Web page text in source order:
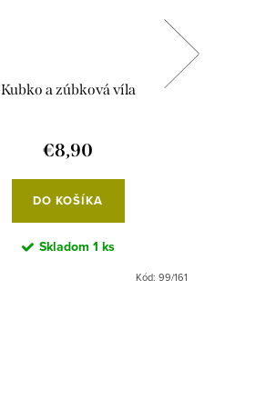
Kubko a zúbková víla
€8,90
DO KOŠÍKA
Skladom 1 ks
Kód: 99/161